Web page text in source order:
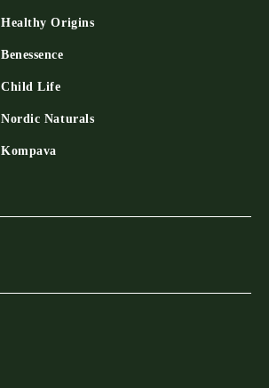
Healthy Origins
Benessence
Child Life
Nordic Naturals
Kompava